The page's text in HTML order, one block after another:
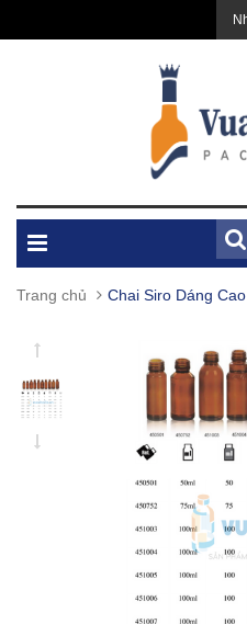
Trang chủ Chai Siro Dáng Cao